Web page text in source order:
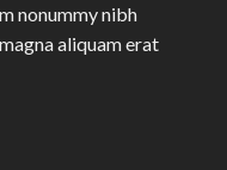
nonummy nibh
aliquam erat